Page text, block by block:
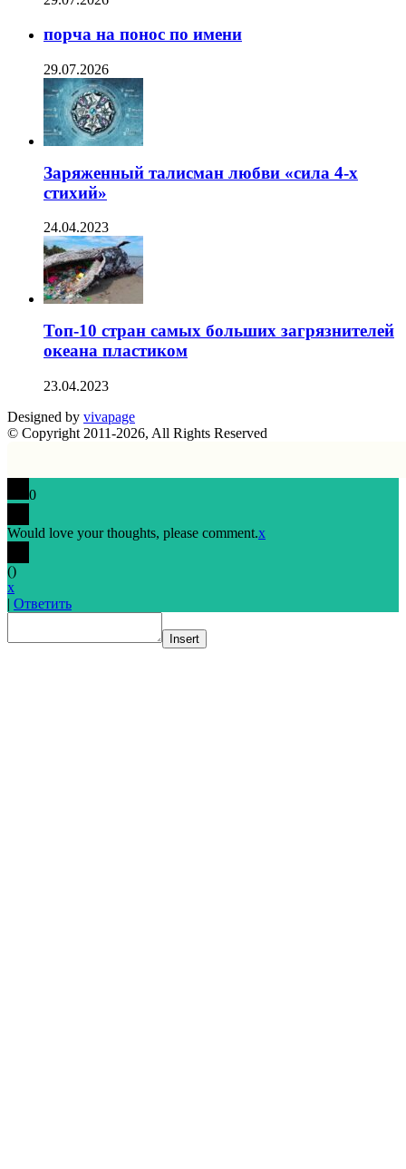
порча на понос по имени
29.07.2026
Заряженный талисман любви «сила 4-х
стихий»
24.04.2023
Топ-10 стран самых больших загрязнителей
океана пластиком
23.04.2023
Designed by vivapage
© Copyright 2011-2026, All Rights Reserved
0
Would love your thoughts, please comment.x
()
x
| Ответить
Insert